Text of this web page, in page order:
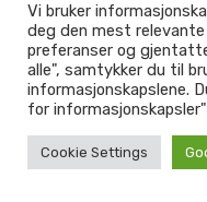
Vi bruker
deg den mest relevante
preferanser og
alle", samtykker du til
informasjonskapslene.
for
Cookie Settings